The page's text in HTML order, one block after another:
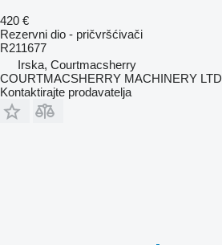
420 €
Rezervni dio - pričvršćivači
R211677
Irska, Courtmacsherry
COURTMACSHERRY MACHINERY LTD
Kontaktirajte prodavatelja